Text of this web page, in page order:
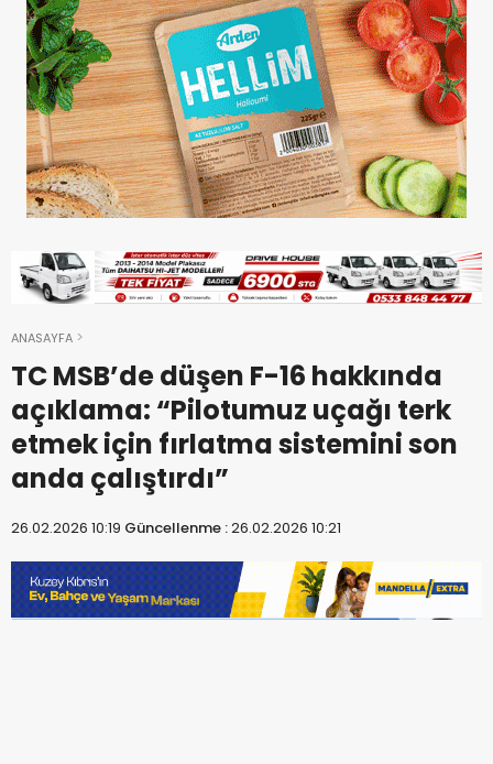
ANASAYFA
TC MSB’de düşen F-16 hakkında
açıklama: “Pilotumuz uçağı terk
etmek için fırlatma sistemini son
anda çalıştırdı”
26.02.2026 10:19 Güncellenme :26.02.2026 10:21